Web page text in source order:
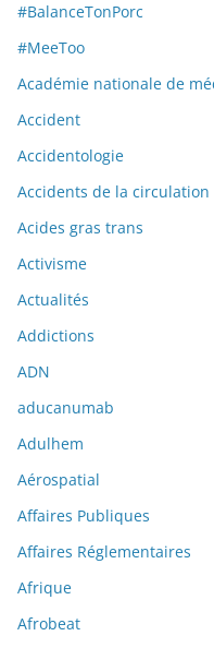
#BalanceTonPorc
#MeeToo
Académie nationale de
Accident
Accidentologie
Accidents de la circulation
Acides gras trans
Activisme
Actualités
Addictions
ADN
aducanumab
Adulhem
Aérospatial
Affaires Publiques
Affaires Réglementaires
Afrique
Afrobeat